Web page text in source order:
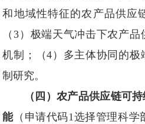
和地域性特征的农产品供应
（3）极端天气冲击下农产
机制；（4）多主体协同的
制研究。
（四）农产品供应链可
能 （申请代码1选择管理科